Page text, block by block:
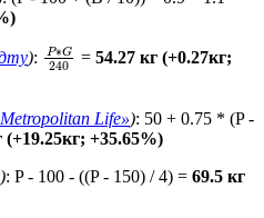
): P∗G 240
=54.27 кг (+0.27кг;
Life»): 50 + 0.75 * (P -
(+19.25кг; +35.65%)
): P - 100 - ((P - 150) / 4) = 69.5 кг